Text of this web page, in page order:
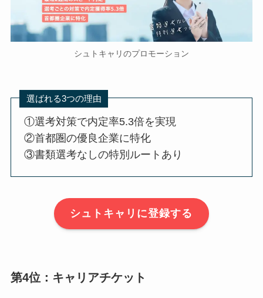
シュトキャリのプロモーション
選ばれる3つの理由
①選考対策で内定率5.3倍を実現
②首都圏の優良企業に特化
③書類選考なしの特別ルートあり
シュトキャリに登録する
第4位：キャリアチケット